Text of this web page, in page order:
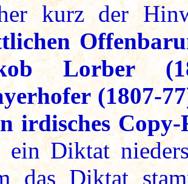
kurz der
Lorber
(1807-
irdisches
ein Diktat
das Diktat